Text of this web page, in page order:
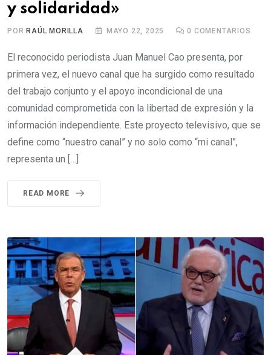
y solidaridad»
POR RAÚL MORILLA MAYO 22, 2025 0 COMENTARIOS
El reconocido periodista Juan Manuel Cao presenta, por
primera vez, el nuevo canal que ha surgido como resultado
del trabajo conjunto y el apoyo incondicional de una
comunidad comprometida con la libertad de expresión y la
información independiente. Este proyecto televisivo, que se
define como “nuestro canal” y no solo como “mi canal”,
representa un […]
READ MORE